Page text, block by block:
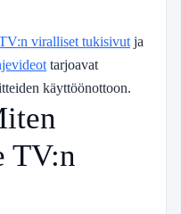
viralliset tukisivut ja
tarjoavat
käyttöönottoon.
TV:n